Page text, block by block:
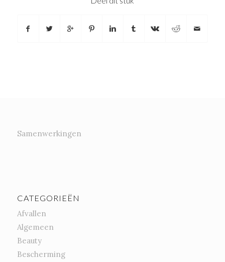
Samenwerkingen
CATEGORIEËN
Afvallen
Algemeen
Beauty
Bescherming